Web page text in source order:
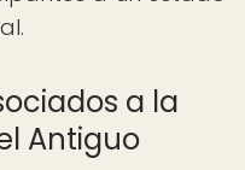
a la
Antiguo